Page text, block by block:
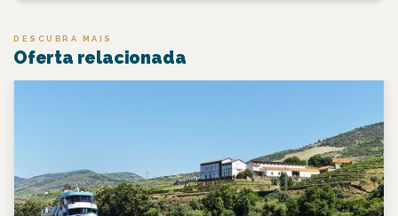
DESCUBRA MAIS
Oferta relacionada